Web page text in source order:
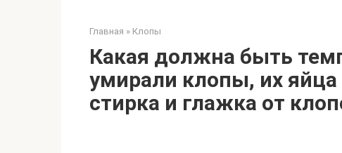
Главная » Клопы
Какая должна быть
умирали клопы, их
стирка и глажка от